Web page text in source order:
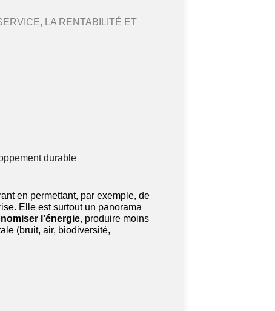
LA RENTABILITÉ ET
durable
en permettant, par exemple, de
Elle est surtout un panorama
l’énergie, produire moins
(bruit, air, biodiversité,